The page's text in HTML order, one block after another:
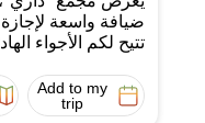
ضيافة واسعة لإجازة
تتيح لكم الأجواء
Add to my
trip